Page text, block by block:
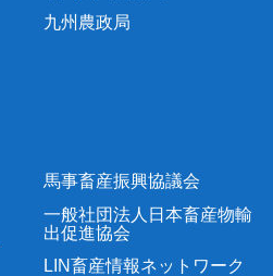
九州農政局
馬事畜産振興協議会
一般社団法人日本畜産物輸
出促進協会
LIN畜産情報ネットワーク